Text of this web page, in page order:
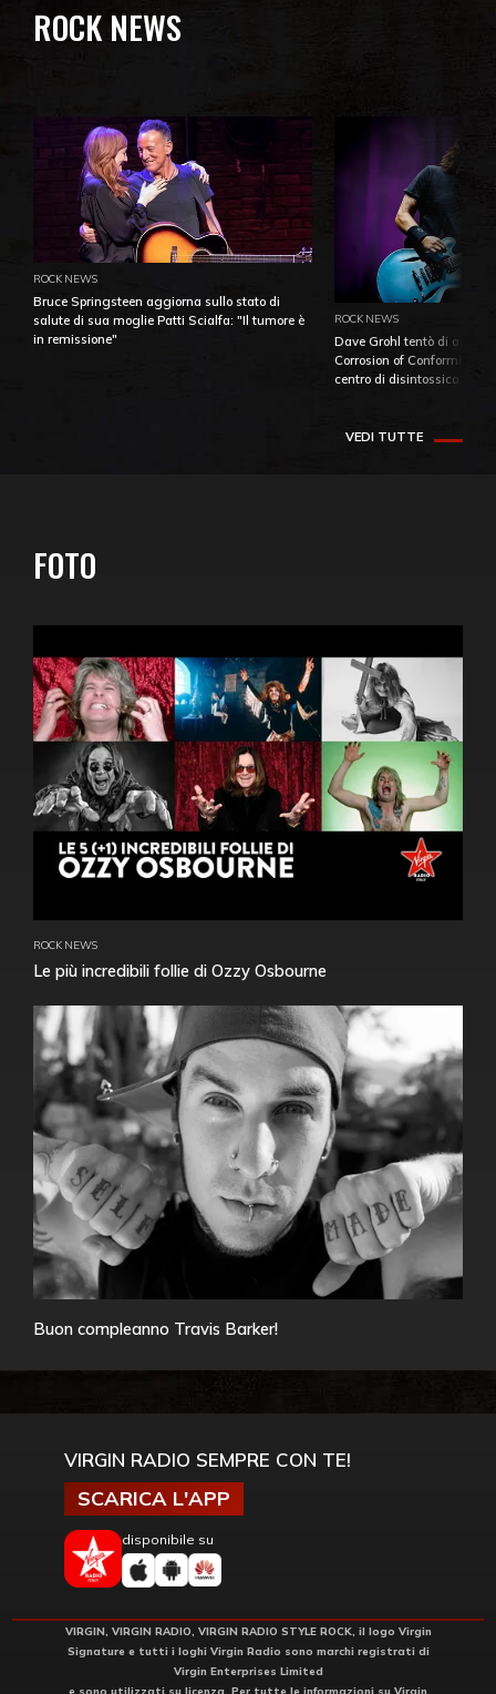
ROCK NEWS
ROCK NEWS
Bruce Springsteen aggiorna sullo stato di
salute di sua moglie Patti Scialfa: "Il tumore è
in remissione"
ROCK NEWS
Dave Grohl tentò di
Corrosion of Conformity
centro di
VEDI TUTTE
FOTO
ROCK NEWS
Le più incredibili follie di Ozzy Osbourne
Buon compleanno Travis Barker!
VIRGIN RADIO SEMPRE CON TE!
SCARICA L'APP
disponibile su
VIRGIN, VIRGIN RADIO, VIRGIN RADIO STYLE ROCK, il logo Virgin
Signature e tutti i loghi Virgin Radio sono marchi registrati di
Virgin Enterprises Limited
e sono utilizzati su licenza. Per tutte le informazioni su Virgin